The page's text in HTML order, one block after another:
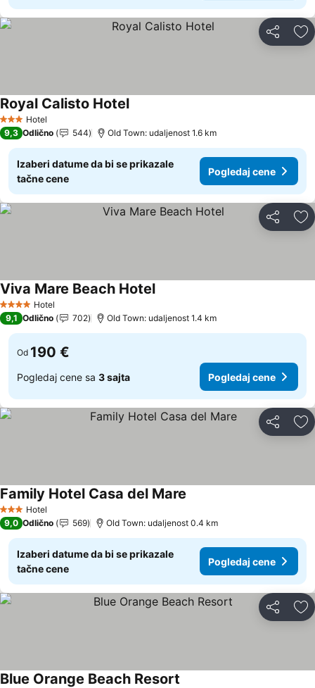
Deli
3 Zvezdice
Hotel
Royal Calisto Hotel
9,3 Odlično 544 Old Town: udaljenost 1.6 km
Izaberi datume da bi se prikazale
tačne cene
Pogledaj cene
Deli
4 ZvezdiceHotel
Viva Mare Beach Hotel
9,1 Odlično 702 Old Town: udaljenost 1.4 km
Od 190 €
Pogledaj cene sa 3 sajta Pogledaj cene
Deli
3 Zvezdice
Hotel
Family Hotel Casa del Mare
9,0 Odlično 569 Old Town: udaljenost 0.4 km
Izaberi datume da bi se prikazale
tačne cene
Pogledaj cene
Deli
Blue Orange Beach Resort